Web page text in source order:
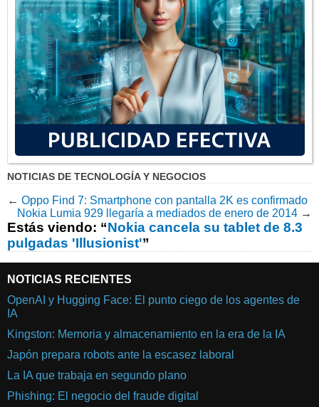
NOTICIAS DE TECNOLOGÍA Y NEGOCIOS
← Oppo Find 7: Smartphone con pantalla 2K es confirmado
Nokia Lumia 929 llegaría a mediados de enero de 2014 →
Estás viendo: “Nokia cancela su tablet de 8.3
pulgadas 'Illusionist'”
NOTICIAS RECIENTES
OpenAI y Hugging Face: El punto ciego de los agentes de
IA
Kingston: Memoria y almacenamiento en la era de la IA
Japón prepara robots ante la escasez laboral
La IA que trabaja en segundo plano
Phishing: El negocio del fraude digital